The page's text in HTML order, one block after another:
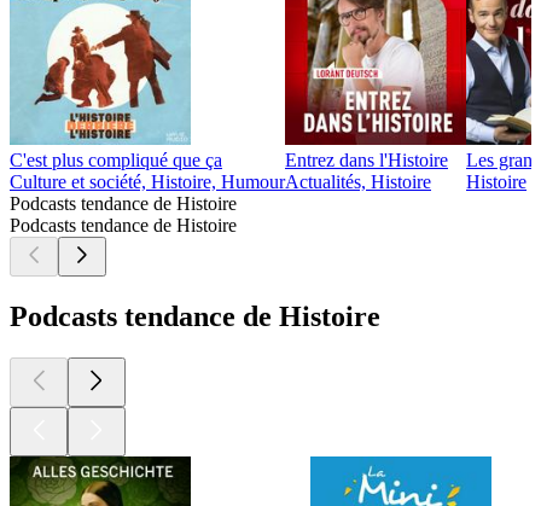
C'est plus compliqué que ça
Culture et société, Histoire, Humour
Entrez dans l'Histoire
Actualités, Histoire
Les
Histoire
Podcasts tendance de Histoire
Podcasts tendance de Histoire
Podcasts tendance de Histoire